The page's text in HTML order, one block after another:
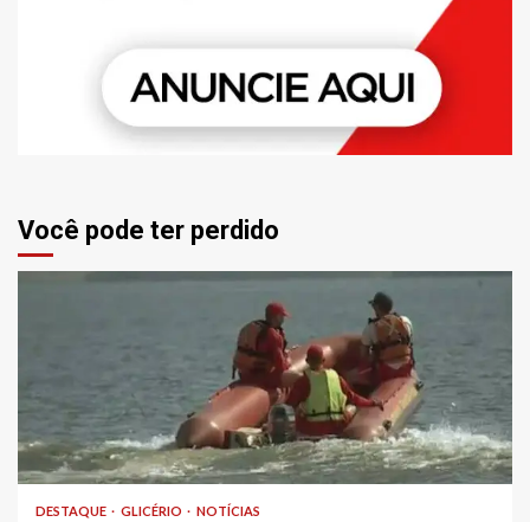
Você pode ter perdido
DESTAQUE GLICÉRIO NOTÍCIAS